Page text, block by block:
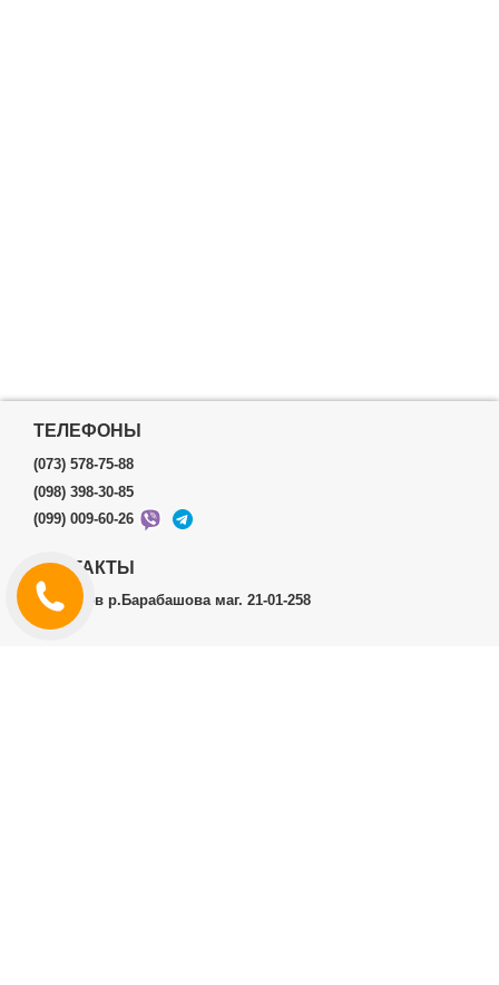
ТЕЛЕФОНЫ
(073) 578-75-88
(098) 398-30-85
(099) 009-60-26
КОНТАКТЫ
г.Харьков р.Барабашова маг. 21-01-258